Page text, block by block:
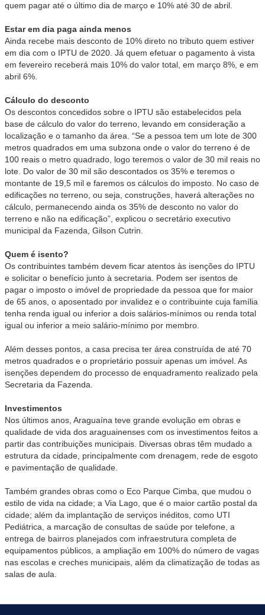
quem pagar até o último dia de março e 10% até 30 de abril.
Estar em dia paga ainda menos
Ainda recebe mais desconto de 10% direto no tributo quem estiver
em dia com o IPTU de 2020. Já quem efetuar o pagamento à vista
em fevereiro receberá mais 10% do valor total, em março 8%, e em
abril 6%.
Cálculo do desconto
Os descontos concedidos sobre o IPTU são estabelecidos pela
base de cálculo do valor do terreno, levando em consideração a
localização e o tamanho da área. “Se a pessoa tem um lote de 300
metros quadrados em uma subzona onde o valor do terreno é de
100 reais o metro quadrado, logo teremos o valor de 30 mil reais no
lote. Do valor de 30 mil são descontados os 35% e teremos o
montante de 19,5 mil e faremos os cálculos do imposto. No caso de
edificações no terreno, ou seja, construções, haverá alterações no
cálculo, permanecendo ainda os 35% de desconto no valor do
terreno e não na edificação”, explicou o secretário executivo
municipal da Fazenda, Gilson Cutrin.
Quem é isento?
Os contribuintes também devem ficar atentos às isenções do IPTU
e solicitar o benefício junto à secretaria. Podem ser isentos de
pagar o imposto o imóvel de propriedade da pessoa que for maior
de 65 anos, o aposentado por invalidez e o contribuinte cuja família
tenha renda igual ou inferior a dois salários-mínimos ou renda total
igual ou inferior a meio salário-mínimo por membro.
Além desses pontos, a casa precisa ter área construída de até 70
metros quadrados e o proprietário possuir apenas um imóvel. As
isenções dependem do processo de enquadramento realizado pela
Secretaria da Fazenda.
Investimentos
Nos últimos anos, Araguaína teve grande evolução em obras e
qualidade de vida dos araguainenses com os investimentos feitos a
partir das contribuições municipais. Diversas obras têm mudado a
estrutura da cidade, principalmente com drenagem, rede de esgoto
e pavimentação de qualidade.
Também grandes obras como o Eco Parque Cimba, que mudou o
estilo de vida na cidade; a Via Lago, que é o maior cartão postal da
cidade; além da implantação de serviços inéditos, como UTI
Pediátrica, a marcação de consultas de saúde por telefone, a
entrega de bairros planejados com infraestrutura completa de
equipamentos públicos, a ampliação em 100% do número de vagas
nas escolas e creches municipais, além da climatização de todas as
salas de aula.